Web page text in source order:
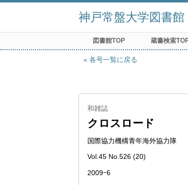
神戸常盤大学図書
図書館TOP 蔵書検索
各号一覧に戻る
和雑誌
クロスロード
国際協力機構青年海外協力隊
Vol.45 No.526 (20)
2009ｰ6